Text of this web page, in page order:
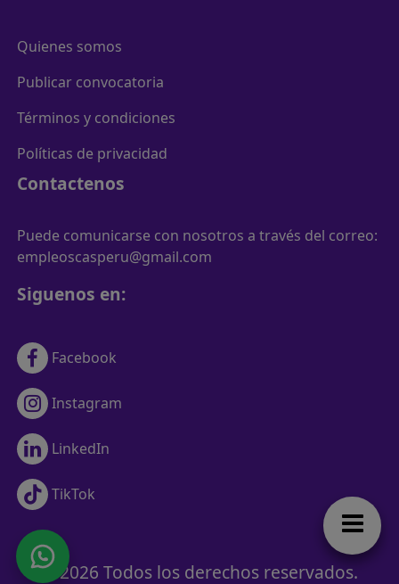
Quienes somos
Publicar convocatoria
Términos y condiciones
Políticas de privacidad
Contactenos
Puede comunicarse con nosotros a través del correo:
empleoscasperu@gmail.com
Siguenos en:
Facebook
Instagram
LinkedIn
TikTok
© 2026 Todos los derechos reservados.